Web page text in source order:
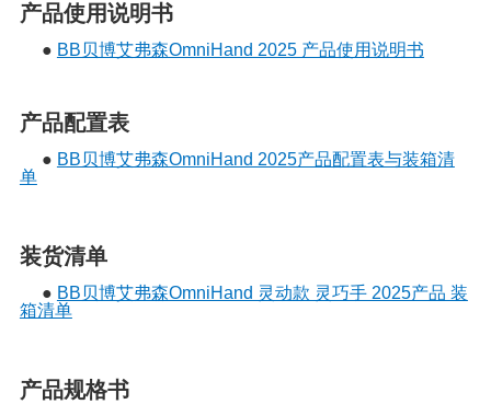
产品使用说明书
● BB贝博艾弗森OmniHand 2025 产品使用说明书
产品配置表
● BB贝博艾弗森OmniHand 2025产品配置表与装箱清
单
装货清单
● BB贝博艾弗森OmniHand 灵动款 灵巧手 2025产品 装
箱清单
产品规格书